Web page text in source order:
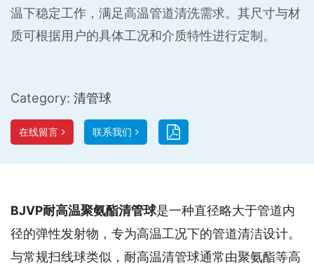
温下稳定工作，满足高温管道清洗需求。其尺寸与材
质可根据用户的具体工况和介质特性进行定制。
Category: 清管球
在线留言 联系我们
BJVP耐高温聚氨酯清管球是一种直径略大于管道内
径的弹性发射物，专为高温工况下的管道清洁设计。
与常规扫线球类似，耐高温清管球通常由聚氨酯等高